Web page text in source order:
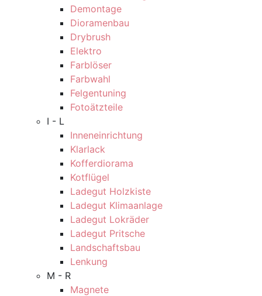
Demontage
Dioramenbau
Drybrush
Elektro
Farblöser
Farbwahl
Felgentuning
Fotoätzteile
I - L
Inneneinrichtung
Klarlack
Kofferdiorama
Kotflügel
Ladegut Holzkiste
Ladegut Klimaanlage
Ladegut Lokräder
Ladegut Pritsche
Landschaftsbau
Lenkung
M - R
Magnete